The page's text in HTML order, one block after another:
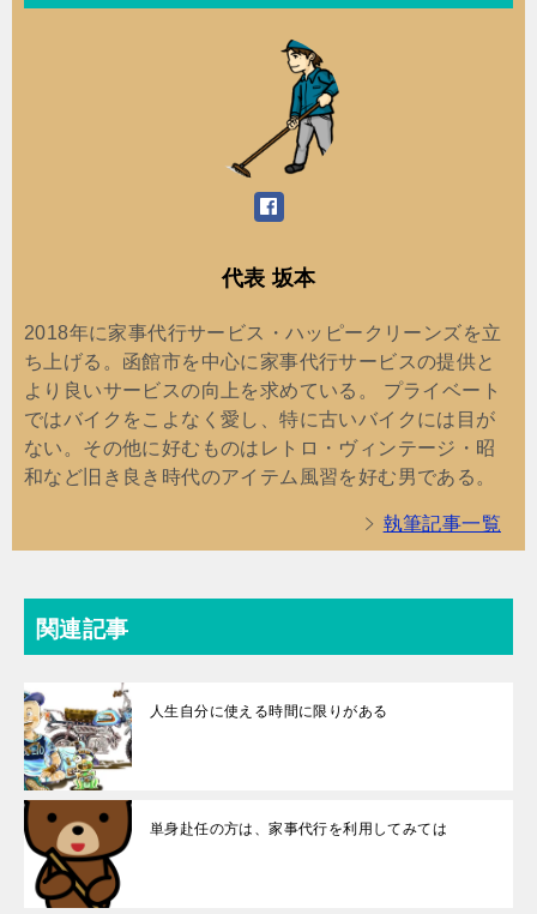
代表 坂本
2018年に家事代行サービス・ハッピークリーンズを立
ち上げる。函館市を中心に家事代行サービスの提供と
より良いサービスの向上を求めている。 プライベート
ではバイクをこよなく愛し、特に古いバイクには目が
ない。その他に好むものはレトロ・ヴィンテージ・昭
和など旧き良き時代のアイテム風習を好む男である。
執筆記事一覧
関連記事
人生自分に使える時間に限りがある
単身赴任の方は、家事代行を利用してみては